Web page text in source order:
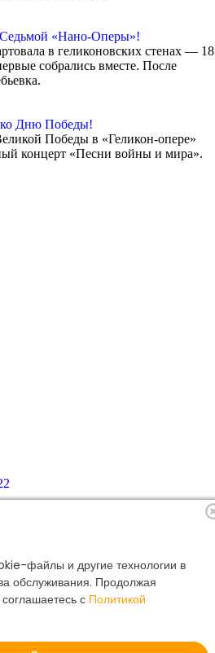
Седьмой «Нано-Оперы»!
в геликоновских стенах — 18
собрались вместе. После
Дню Победы!
Победы в «Геликон-опере»
концерт «Песни войны и мира».
Геликон-опера.
файлы и другие технологии в
обслуживания. Продолжая
с Политикой